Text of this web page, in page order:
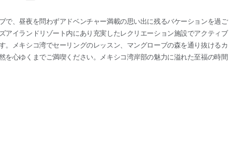
で、昼夜を問わずアドベンチャー満載の思い出に残るバケーションを過ご
アイランドリゾート内にあり充実したレクリエーション施設でアクティブ
メキシコ湾でセーリングのレッスン、マングローブの森を通り抜けるカ
心ゆくまでご満喫ください。メキシコ湾岸部の魅力に溢れた至福の時間